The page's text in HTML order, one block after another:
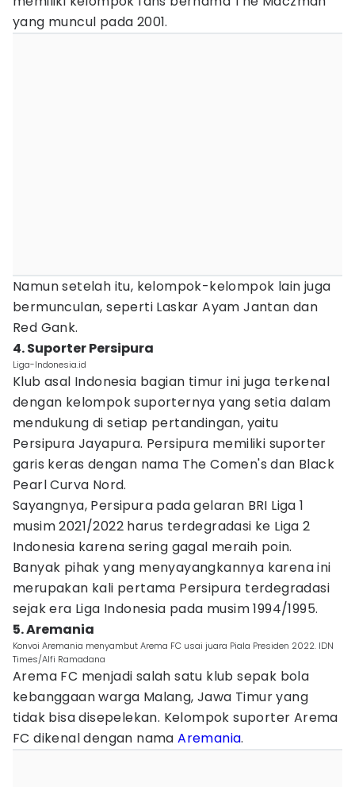
yang muncul pada 2001.
Namun setelah itu, kelompok-kelompok lain juga
bermunculan, seperti Laskar Ayam Jantan dan
Red Gank.
4. Suporter Persipura
Liga-Indonesia.id
Klub asal Indonesia bagian timur ini juga terkenal
dengan kelompok suporternya yang setia dalam
mendukung di setiap pertandingan, yaitu
Persipura Jayapura. Persipura memiliki suporter
garis keras dengan nama The Comen's dan Black
Pearl Curva Nord.
Sayangnya, Persipura pada gelaran BRI Liga 1
musim 2021/2022 harus terdegradasi ke Liga 2
Indonesia karena sering gagal meraih poin.
Banyak pihak yang menyayangkannya karena ini
merupakan kali pertama Persipura terdegradasi
sejak era Liga Indonesia pada musim 1994/1995.
5. Aremania
Konvoi Aremania menyambut Arema FC usai juara Piala Presiden 2022. IDN
Times/Alfi Ramadana
Arema FC menjadi salah satu klub sepak bola
kebanggaan warga Malang, Jawa Timur yang
tidak bisa disepelekan. Kelompok suporter Arema
FC dikenal dengan namaAremania.